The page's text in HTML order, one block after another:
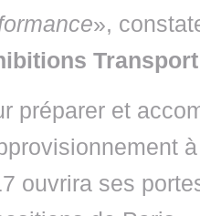
»,
préparer et
ouvrira ses